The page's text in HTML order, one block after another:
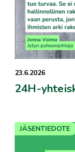
23.6.2026
24H-
JÄSENTIEDOTE